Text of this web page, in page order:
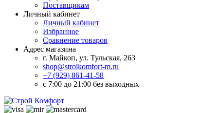
Поставщикам
Личный кабинет
Личный кабинет
Избранное
Сравнение товаров
Адрес магазина
г. Майкоп, ул. Тульская, 263
shop@stroikomfort-m.ru
+7 (929) 861-41-58
с 7:00 до 21:00 без выходных